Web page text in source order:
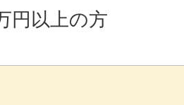
円以上の方